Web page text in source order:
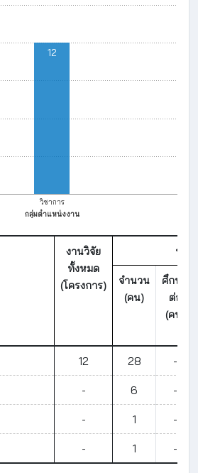
วิชาการ
กลุ่มตำแหน่งงาน
12
งานวิจัย
ทั้งหมด
(โครงการ)
บุคล
จำนวน
(คน)
ศึกษา
ต่อ
(คน)
12 28 -
- 6 -
- 1 -
- 1 -